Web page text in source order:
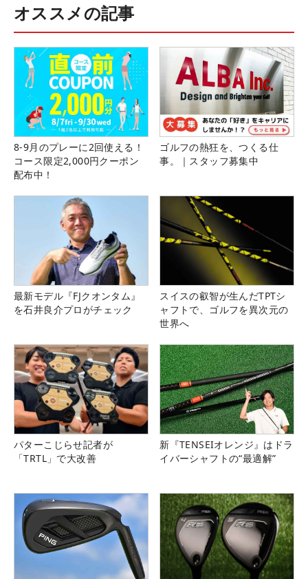
オススメの記事
8-9月のプレーに2回使える！
コース限定2,000円クーポン
配布中！
ゴルフの熱狂を、つくる仕
事。｜スタッフ募集中
最新モデル『FJクオンタム』
を石井良介プロがチェック
スイスの叡智が生んだTPTシ
ャフトで、ゴルフを異次元の
世界へ
パターこじらせ記者が
「TRTL」で大改善
新『TENSEIオレンジ』はドラ
イバーシャフトの“最適解”